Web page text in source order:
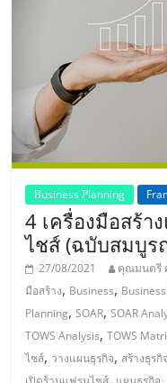
รน
ไชส์
พร้อม
ทำเล
สำหรับ
เปิด
ร้าน
Business Planning
4 เครื่องมือสร้
ไชส์ (ฉบับสมบูร
27/08/2021 คุณมนตรี
มือสร้าง, Business,
Planning,SOAR,SOAR
TOWS Analysis,TOWS
ไชส์, วางแผนธุรกิจ, สร้างธุร